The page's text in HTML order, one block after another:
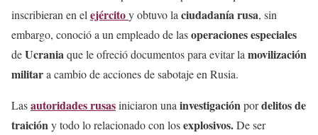
inscribieran en el ejércitoy obtuvo la ciudadanía rusa, sin
embargo, conoció a un empleado de lasoperaciones especiales
deUcraniaque le ofreció documentos para evitar la movilización
militara cambio de acciones de sabotaje en Rusia.
Lasautoridades rusasiniciaron una investigaciónpordelitos de
traicióny todo lo relacionado con losexplosivos.De ser